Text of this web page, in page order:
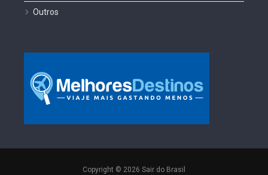
Outros
Copyright © 2026 Sair do Brasil